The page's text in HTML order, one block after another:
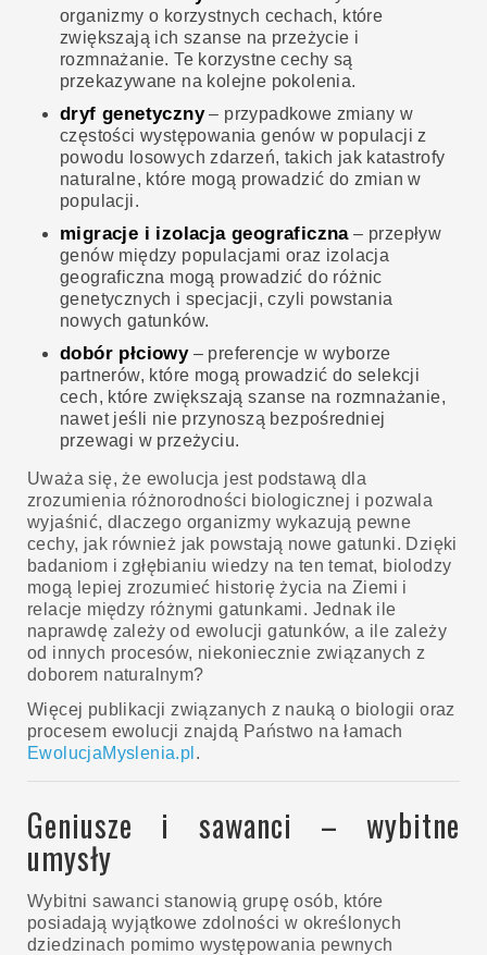
organizmy o korzystnych cechach, które
zwiększają ich szanse na przeżycie i
rozmnażanie. Te korzystne cechy są
przekazywane na kolejne pokolenia.
dryf genetyczny– przypadkowe zmiany w
częstości występowania genów w populacji z
powodu losowych zdarzeń, takich jak katastrofy
naturalne, które mogą prowadzić do zmian w
populacji.
migracje i izolacja geograficzna– przepływ
genów między populacjami oraz izolacja
geograficzna mogą prowadzić do różnic
genetycznych i specjacji, czyli powstania
nowych gatunków.
dobór płciowy– preferencje w wyborze
partnerów, które mogą prowadzić do selekcji
cech, które zwiększają szanse na rozmnażanie,
nawet jeśli nie przynoszą bezpośredniej
przewagi w przeżyciu.
Uważa się, że ewolucja jest podstawą dla
zrozumienia różnorodności biologicznej i pozwala
wyjaśnić, dlaczego organizmy wykazują pewne
cechy, jak również jak powstają nowe gatunki. Dzięki
badaniom i zgłębianiu wiedzy na ten temat, biolodzy
mogą lepiej zrozumieć historię życia na Ziemi i
relacje między różnymi gatunkami. Jednak ile
naprawdę zależy od ewolucji gatunków, a ile zależy
od innych procesów, niekoniecznie związanych z
doborem naturalnym?
Więcej publikacji związanych z nauką o biologii oraz
procesem ewolucji znajdą Państwo na łamach
EwolucjaMyslenia.pl .
Geniusze i sawanci – wybitne
umysły
Wybitni sawanci stanowią grupę osób, które
posiadają wyjątkowe zdolności w określonych
dziedzinach pomimo występowania pewnych